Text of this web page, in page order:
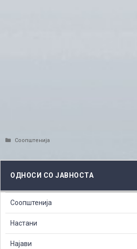
Categories
Соопштенија
ОДНОСИ СО ЈАВНОСТА
Соопштенија
Настани
Најави